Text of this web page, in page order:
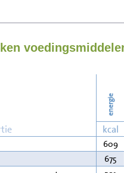
energie
kcal
609
675